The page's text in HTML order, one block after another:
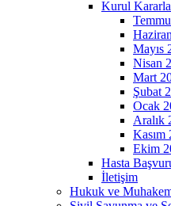
Kurul
Mayıs
Nisan
Mart
Şubat
Ocak
Aralık
Kasım
Ekim
Hasta
İletişim
Hukuk ve